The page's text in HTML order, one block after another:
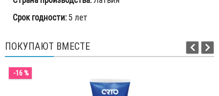
Срок годности:5 лет
ПОКУПАЮТ ВМЕСТЕ
-16 %